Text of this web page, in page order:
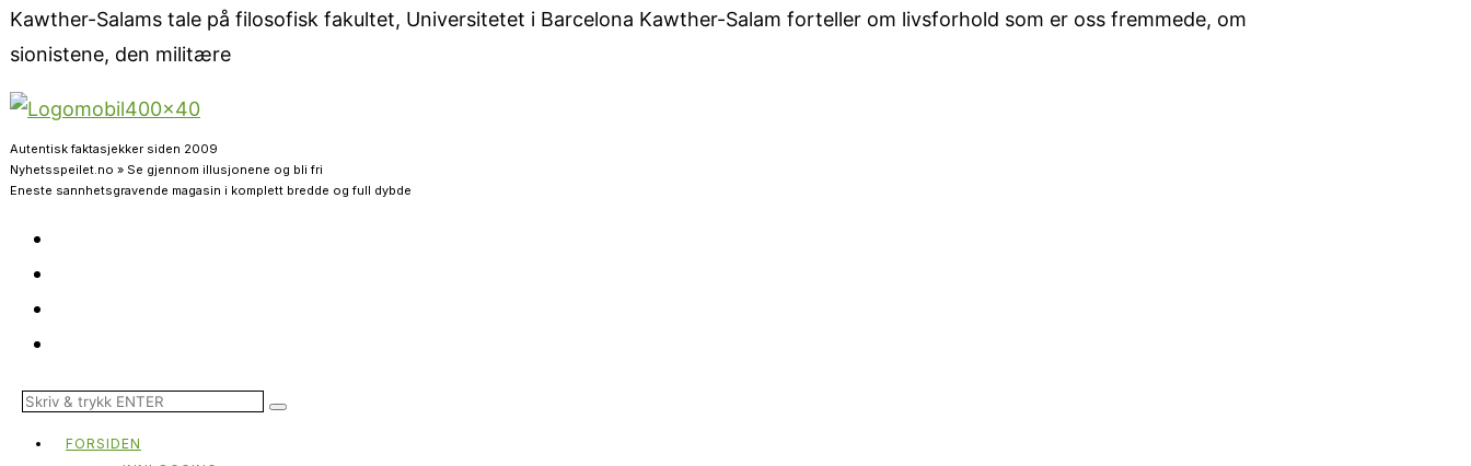
Kawther-Salams tale på filosofisk fakultet, Universitetet i Barcelona Kawther-Salam forteller om livsforhold som er oss fremmede, om
sionistene, den militære
Autentisk faktasjekker siden 2009
Nyhetsspeilet.no » Se gjennom illusjonene og bli fri
Eneste sannhetsgravende magasin i komplett bredde og full dybde
FORSIDEN